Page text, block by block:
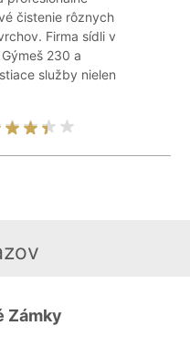
čistenie rôznych
Firma sídli v
230 a
služby nielen
Zámky